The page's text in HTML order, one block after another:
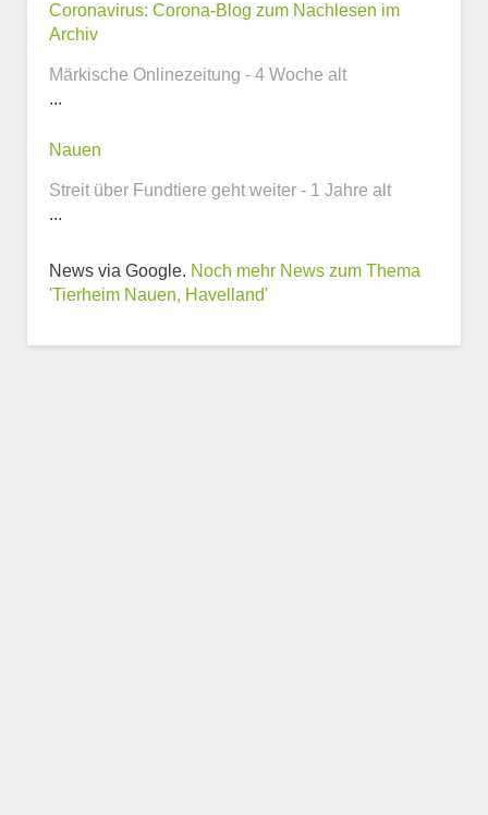
Weitere Informationen
zum Tierheim
Coronavirus: Corona-Blog zum Nachlesen im
Archiv
Märkische Onlinezeitung - 4 Woche alt
...
Nauen
Streit über Fundtiere geht weiter - 1 Jahre alt
...
News via Google. Noch mehr News zum Thema
'Tierheim Nauen, Havelland'